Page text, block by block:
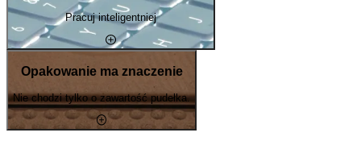
Pracuj inteligentniej
Opakowanie ma znaczenie
Nie chodzi tylko o zawartość pudełka.